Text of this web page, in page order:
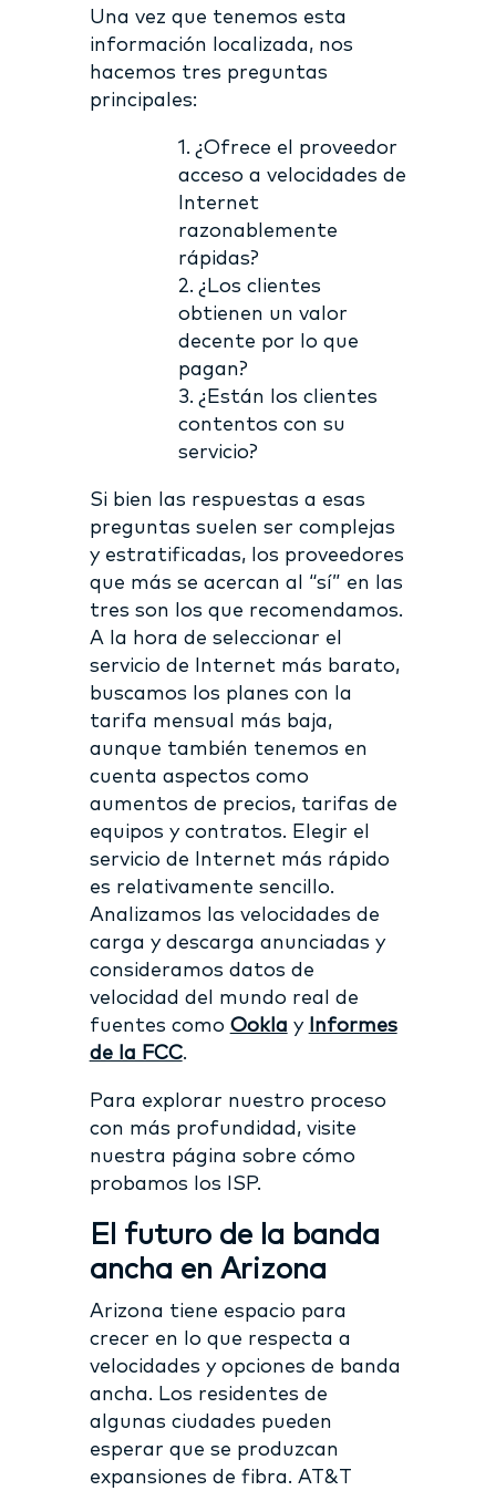
Una vez que tenemos esta
información localizada, nos
hacemos tres preguntas
principales:
1. ¿Ofrece el proveedor
acceso a velocidades de
Internet
razonablemente
rápidas?
2. ¿Los clientes
obtienen un valor
decente por lo que
pagan?
3. ¿Están los clientes
contentos con su
servicio?
Si bien las respuestas a esas
preguntas suelen ser complejas
y estratificadas, los proveedores
que más se acercan al “sí” en las
tres son los que recomendamos.
A la hora de seleccionar el
servicio de Internet más barato,
buscamos los planes con la
tarifa mensual más baja,
aunque también tenemos en
cuenta aspectos como
aumentos de precios, tarifas de
equipos y contratos. Elegir el
servicio de Internet más rápido
es relativamente sencillo.
Analizamos las velocidades de
carga y descarga anunciadas y
consideramos datos de
velocidad del mundo real de
fuentes como Ookla y Informes
de la FCC.
Para explorar nuestro proceso
con más profundidad, visite
nuestra página sobre cómo
probamos los ISP.
El futuro de la banda
ancha en Arizona
Arizona tiene espacio para
crecer en lo que respecta a
velocidades y opciones de banda
ancha. Los residentes de
algunas ciudades pueden
esperar que se produzcan
expansiones de fibra. AT&T